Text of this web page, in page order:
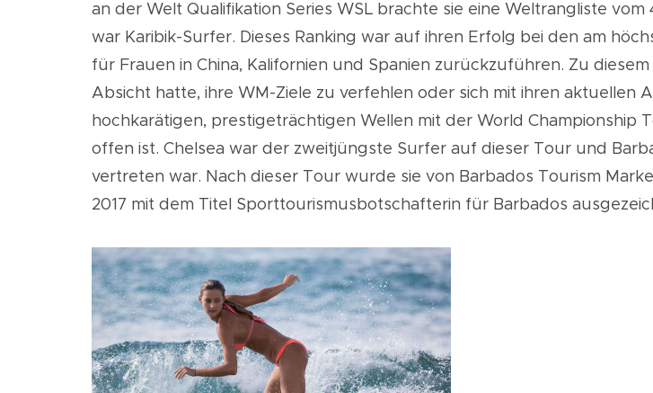
an der Welt Qualifikation Series WSL brachte sie eine Weltrangliste vom
war Karibik-Surfer. Dieses Ranking war auf ihren Erfolg bei den am
für Frauen in China, Kalifornien und Spanien zurückzuführen. Zu
Absicht hatte, ihre WM-Ziele zu verfehlen oder sich mit ihren aktuellen
hochkarätigen, prestigeträchtigen Wellen mit der World Championship
offen ist. Chelsea war der zweitjüngste Surfer auf dieser Tour und
vertreten war. Nach dieser Tour wurde sie von Barbados Tourism
2017 mit dem Titel Sporttourismusbotschafterin für Barbados